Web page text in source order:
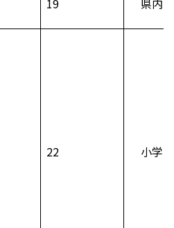
22 小学